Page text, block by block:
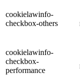
cookielawinfo-
checkbox-others
cookielawinfo-
checkbox-
performance